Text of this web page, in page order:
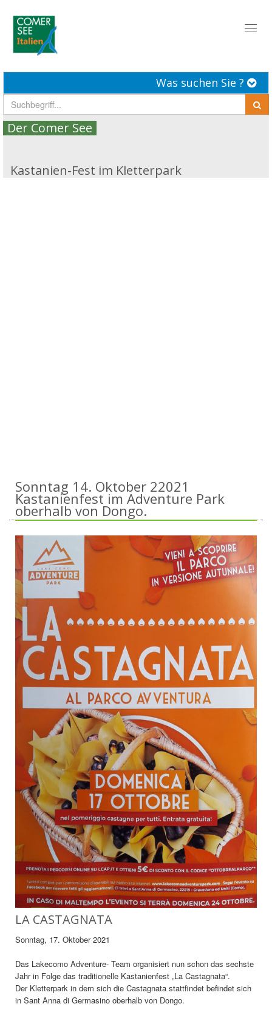
Was suchen Sie ?
Der Comer See
Kastanien-Fest im Kletterpark
Sonntag 14. Oktober 22021
Kastanienfest im Adventure Park
oberhalb von Dongo.
LA CASTAGNATA
Sonntag, 17. Oktober 2021
Das Lakecomo Adventure- Team organisiert nun schon das sechste
Jahr in Folge das traditionelle Kastanienfest „La Castagnata“.
Der Kletterpark in dem sich die Castagnata stattfindet befindet sich
in Sant Anna di Germasino oberhalb von Dongo.